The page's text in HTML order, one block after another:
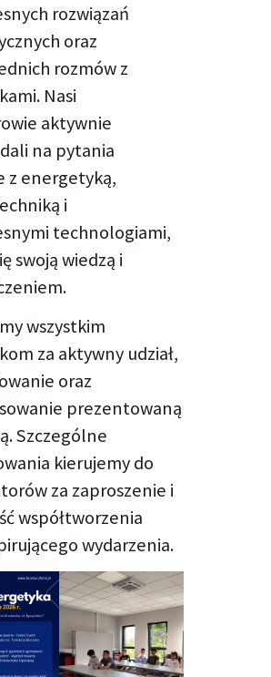
rozwiązań
oraz
rozmów z
Nasi
aktywnie
na pytania
z energetyką,
i
technologiami,
swoją wiedzą i
wszystkim
za aktywny udział,
oraz
prezentowaną
Szczególne
kierujemy do
za zaproszenie i
współtworzenia
wydarzenia.